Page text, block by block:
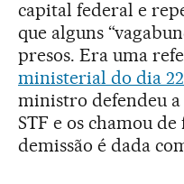
capital federal e
que alguns
presos. Era uma
ministerial do dia
ministro defendeu
STF e os chamou
demissão é dada